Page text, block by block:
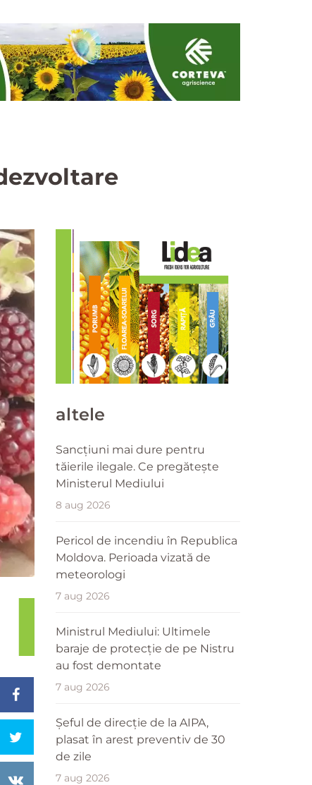
altele
Sancțiuni mai dure pentru
tăierile ilegale. Ce pregătește
Ministerul Mediului
8 aug 2026
Pericol de incendiu în Republica
Moldova. Perioada vizată de
meteorologi
7 aug 2026
Ministrul Mediului: Ultimele
baraje de protecție de pe Nistru
au fost demontate
7 aug 2026
Șeful de direcție de la AIPA,
plasat în arest preventiv de 30
de zile
7 aug 2026